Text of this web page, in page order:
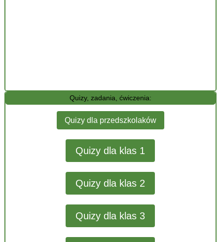
Quizy, zadania, ćwiczenia:
Quizy dla przedszkolaków
Quizy dla klas 1
Quizy dla klas 2
Quizy dla klas 3